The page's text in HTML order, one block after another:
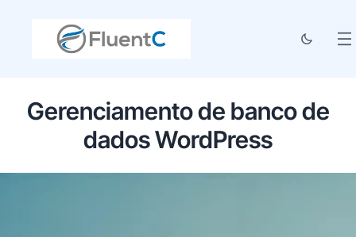
Gerenciamento de banco de
dados WordPress